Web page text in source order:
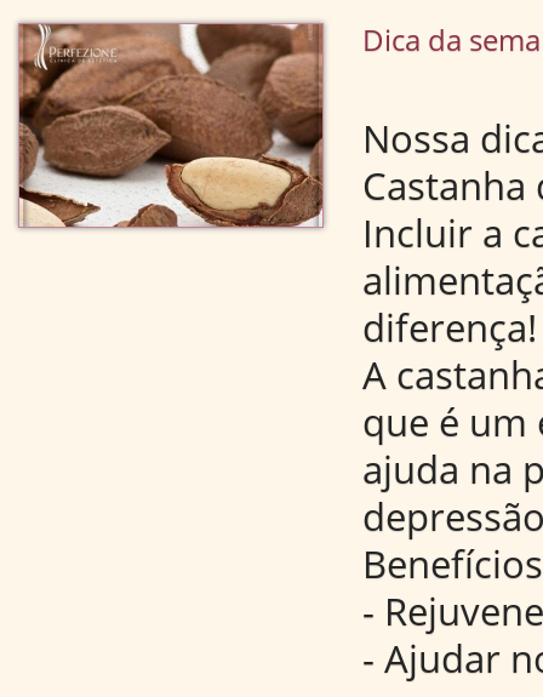
Dica da
Nossa
Castanha
Incluir a
diferença!
A
que é um
ajuda na
-
- Ajudar